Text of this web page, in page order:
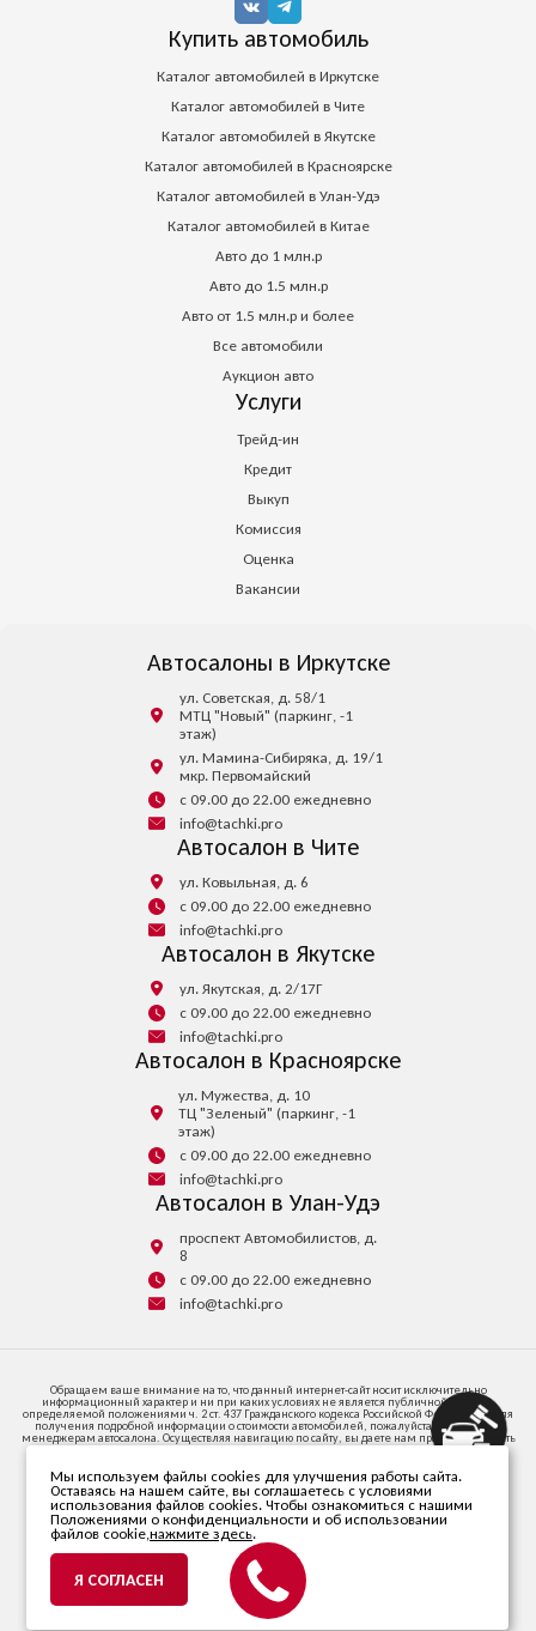
Купить автомобиль
Каталог автомобилей в Иркутске
Каталог автомобилей в Чите
Каталог автомобилей в Якутске
Каталог автомобилей в Красноярске
Каталог автомобилей в Улан-Удэ
Каталог автомобилей в Китае
Авто до 1 млн.р
Авто до 1.5 млн.р
Авто от 1.5 млн.р и более
Все автомобили
Аукцион авто
Услуги
Трейд-ин
Кредит
Выкуп
Комиссия
Оценка
Вакансии
Автосалоны в Иркутске
ул. Советская, д. 58/1
МТЦ "Новый" (паркинг, -1
этаж)
ул. Мамина-Сибиряка, д. 19/1
мкр. Первомайский
с 09.00 до 22.00 ежедневно
info@tachki.pro
Автосалон в Чите
ул. Ковыльная, д. 6
с 09.00 до 22.00 ежедневно
info@tachki.pro
Автосалон в Якутске
ул. Якутская, д. 2/17Г
с 09.00 до 22.00 ежедневно
info@tachki.pro
Автосалон в Красноярске
ул. Мужества, д. 10
ТЦ "Зеленый" (паркинг, -1
этаж)
с 09.00 до 22.00 ежедневно
info@tachki.pro
Автосалон в Улан-Удэ
проспект Автомобилистов, д.
8
с 09.00 до 22.00 ежедневно
info@tachki.pro
Обращаем ваше внимание на то, что данный интернет-сайт носит исключительно
информационный характер и ни при каких условиях не является публичной офертой,
определяемой положениями ч. 2 ст. 437 Гражданского кодекса Российской Федерации. Для
получения подробной информации о стоимости автомобилей, пожалуйста, обратитесь к
менеджерам автосалона. Осуществляя навигацию по сайту, вы даете нам право запоминать
и иметь доступ к куки-файлам на вашем устройстве доступа к интернету.
664047, ИРКУТСКАЯ ОБЛАСТЬ, Г.О. ГОРОД ИРКУТСК, Г ИРКУТСК, УЛ СОВЕТСКАЯ, СТР. 58/1,
ПОМЕЩ. 53
Телефон +7 (395) 256-24-00
© 2026 ООО «Автопарк». Все права защищены.
ИНН 3811470838. ОГРН 1203800020346.
Политика в отношении
обработки персональных данных
Разработано компанией
Мы используем файлы cookies для улучшения работы сайта.
Оставаясь на нашем сайте, вы соглашаетесь с условиями
использования файлов cookies. Чтобы ознакомиться с нашими
Положениями о конфиденциальности и об использовании
файлов cookie,нажмите здесь.
Я СОГЛАСЕН